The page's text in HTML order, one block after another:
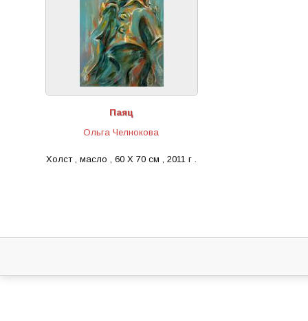
Паяц
Ольга Челнокова
Холст , масло , 60 Х 70 см , 2011 г .